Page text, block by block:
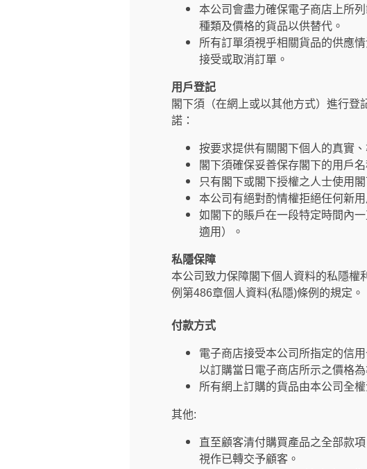
本公司會盡力確保電子商店上所
種類及價格的貨品以供替代。
所有訂單須視乎相關貨品的供應
接受或取消訂單。
用戶登記
閣下須（在網上或以其他方式）進行
諾：
按要求提供有關閣下個人的真實
閣下須確保妥善保存閣下的用戶名
只有閣下或閣下授權之人士使用
本公司有絕對酌情權拒絕任何新
如閣下的賬戶在一段特定時間內
適用）。
私隱保障
本公司致力保障閣下個人資料的私隱權
例第486章個人資料(私隱)條例的規定。
付款方式
電子商店接受本公司所指定的信
以訂購當日電子商店所示之價格為
所有網上訂購的貨品由本公司全
其他:
直至顧客清付購買產品之全部款
視作已轉交予顧客。